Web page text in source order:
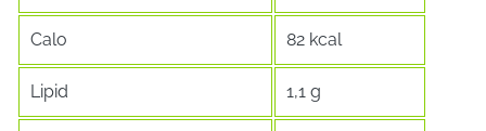
Calo 82 kcal
Lipid 1,1 g